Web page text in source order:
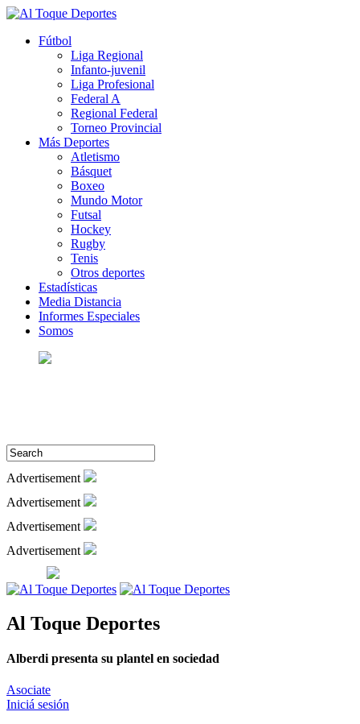
Fútbol
Liga Regional
Infanto-juvenil
Liga Profesional
Federal A
Regional Federal
Torneo Provincial
Más Deportes
Atletismo
Básquet
Boxeo
Mundo Motor
Futsal
Hockey
Rugby
Tenis
Otros deportes
Estadísticas
Media Distancia
Informes Especiales
Somos
Advertisement
Advertisement
Advertisement
Advertisement
Al Toque Deportes
Alberdi presenta su plantel en sociedad
Asociate
Iniciá sesión